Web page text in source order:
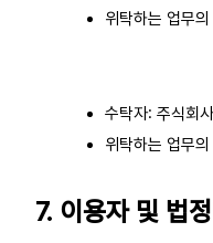
위탁하는 업무
수탁자: 주식회
위탁하는 업무
7. 이용자 및 법